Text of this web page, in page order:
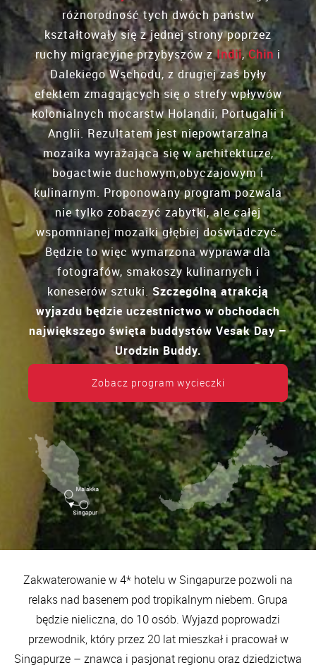
różnorodność tych dwóch państw
kształtowały się z jednej strony poprzez
ruchy migracyjne przybyszów zIndii,Chin i
Dalekiego Wschodu, z drugiej zaś były
efektem zmagających się o strefy wpływów
kolonialnych mocarstw Holandii, Portugalii i
Anglii. Rezultatem jest niepowtarzalna
mozaika wyrażająca się w architekturze,
bogactwie duchowym,obyczajowymi
kulinarnym. Proponowany program pozwala
nie tylko zobaczyć zabytki, ale całej
wspomnianej mozaiki głębiej doświadczyć.
Będzie to więc wymarzona wyprawa dla
fotografów, smakoszy kulinarnych i
koneserów sztuki.Szczególną atrakcją
wyjazdu będzie uczestnictwo w obchodach
największego święta buddystów Vesak Day –
Urodzin Buddy.
Zobacz program wycieczki
Zakwaterowanie w 4* hotelu w Singapurze pozwoli na
relaks nad basenem pod tropikalnym niebem. Grupa
będzie nieliczna, do 10 osób. Wyjazd poprowadzi
przewodnik, który przez 20 lat mieszkał i pracował w
Singapurze – znawca i pasjonat regionu oraz dziedzictwa